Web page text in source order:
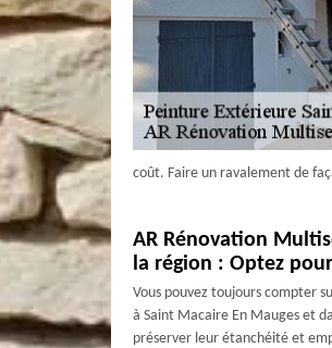
coût. Faire un ravalement de
AR Rénovation
la région : Optez
Vous pouvez toujours compter
à Saint Macaire En Mauges et
préserver leur étanchéité et